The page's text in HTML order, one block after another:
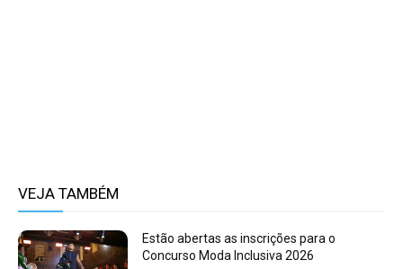
VEJA TAMBÉM
Estão abertas as inscrições para o
Concurso Moda Inclusiva 2026